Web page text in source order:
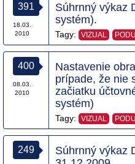
391
18.03.
2010
Súhrnný výkaz
systém).
Tagy: VIZUAL
400
08.03.
2010
Nastavenie
prípade, že nie
začiatku
systém)
Tagy: VIZUAL
249
Súhrnný výkaz